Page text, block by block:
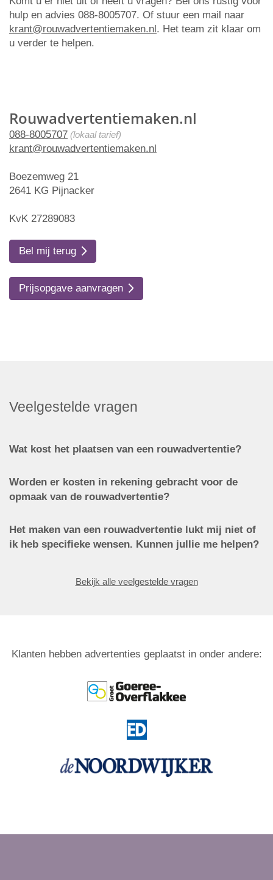
Rouwadvertentiemaken.nl
088-8005707 (lokaal tarief)
krant@rouwadvertentiemaken.nl
Boezemweg 21
2641 KG Pijnacker
KvK 27289083
Bel mij terug
Prijsopgave aanvragen
hulp en advies 088-8005707. Of stuur een mail naar
krant@rouwadvertentiemaken.nl. Het team zit klaar om
u verder te helpen.
Veelgestelde vragen
Wat kost het plaatsen van een rouwadvertentie?
Worden er kosten in rekening gebracht voor de
opmaak van de rouwadvertentie?
Het maken van een rouwadvertentie lukt mij niet of
ik heb specifieke wensen. Kunnen jullie me helpen?
Bekijk alle veelgestelde vragen
Klanten hebben advertenties geplaatst in onder andere: